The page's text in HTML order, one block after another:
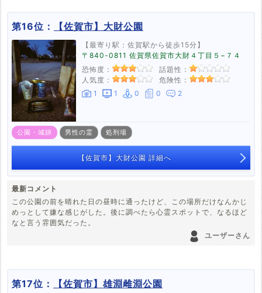
第16位： 【佐賀市】大財公園
【最寄り駅：佐賀駅から徒歩15分】
〒840-0811 佐賀県佐賀市大財４丁目５−７４
恐怖度：
話題性：
人気度：
危険性：
1
1 0 0 2
公園・城跡 男性の霊 処刑場
【佐賀市】大財公園 詳細へ
最新コメント
この公園の前を晴れた日の昼時に通ったけど、この場所だけなんかじ
めっとして嫌な感じがした。後に調べたら心霊スポットで、なるほど
なと言う雰囲気だった。
ユーザーさん
第17位： 【佐賀市】雄淵雌淵公園